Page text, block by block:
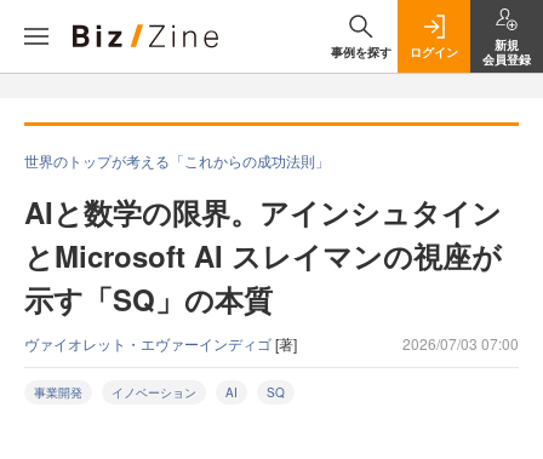
事例を探す ログイン
新規
会員登録
世界のトップが考える「これからの成功法則」
AIと数学の限界。アインシュタイン
とMicrosoft AI スレイマンの視座が
示す「SQ」の本質
ヴァイオレット・エヴァーインディゴ[著] 2026/07/03 07:00
事業開発 イノベーション AI SQ